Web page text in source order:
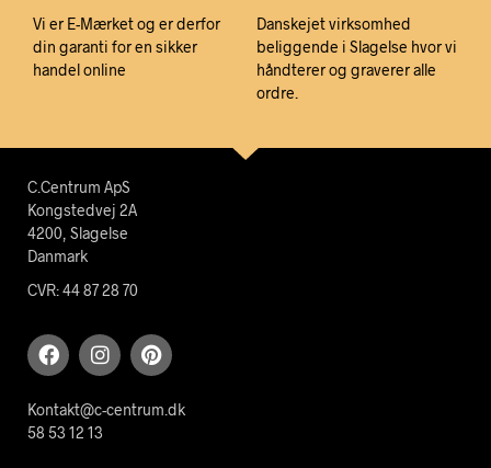
Vi er E-Mærket og er derfor
din garanti for en sikker
handel online
Danskejet virksomhed
beliggende i Slagelse hvor vi
håndterer og graverer alle
ordre.
C.Centrum ApS
Kongstedvej 2A
4200, Slagelse
Danmark
CVR: 44 87 28 70
Kontakt@c-centrum.dk
58 53 12 13